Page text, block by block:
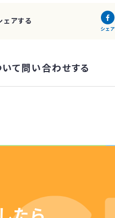
ェアする
シェア
て問い合わせする